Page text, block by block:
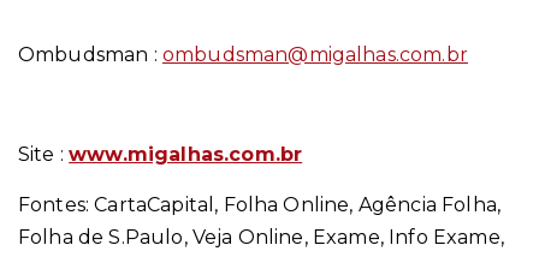
Ombudsman : ombudsman@migalhas.com.br
Site :www.migalhas.com.br
Fontes: CartaCapital, Folha Online, Agência Folha,
Folha de S.Paulo, Veja Online, Exame, Info Exame,